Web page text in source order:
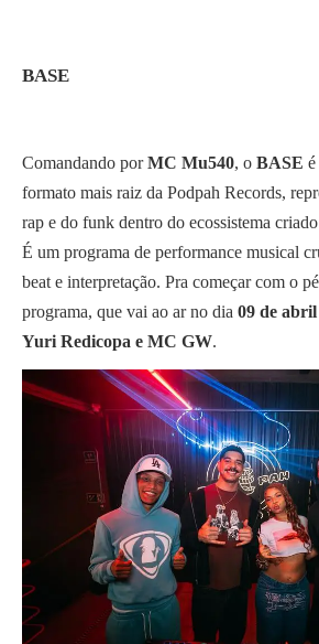
BASE
Comandando porMC Mu540, o BASE
formato mais raiz da Podpah Records,
rap e do funk dentro do ecossistema
É um programa de performance musical
beat e interpretação. Pra começar com o
programa, que vai ao ar no dia 09 de abril
Yuri Redicopa e MC GW.